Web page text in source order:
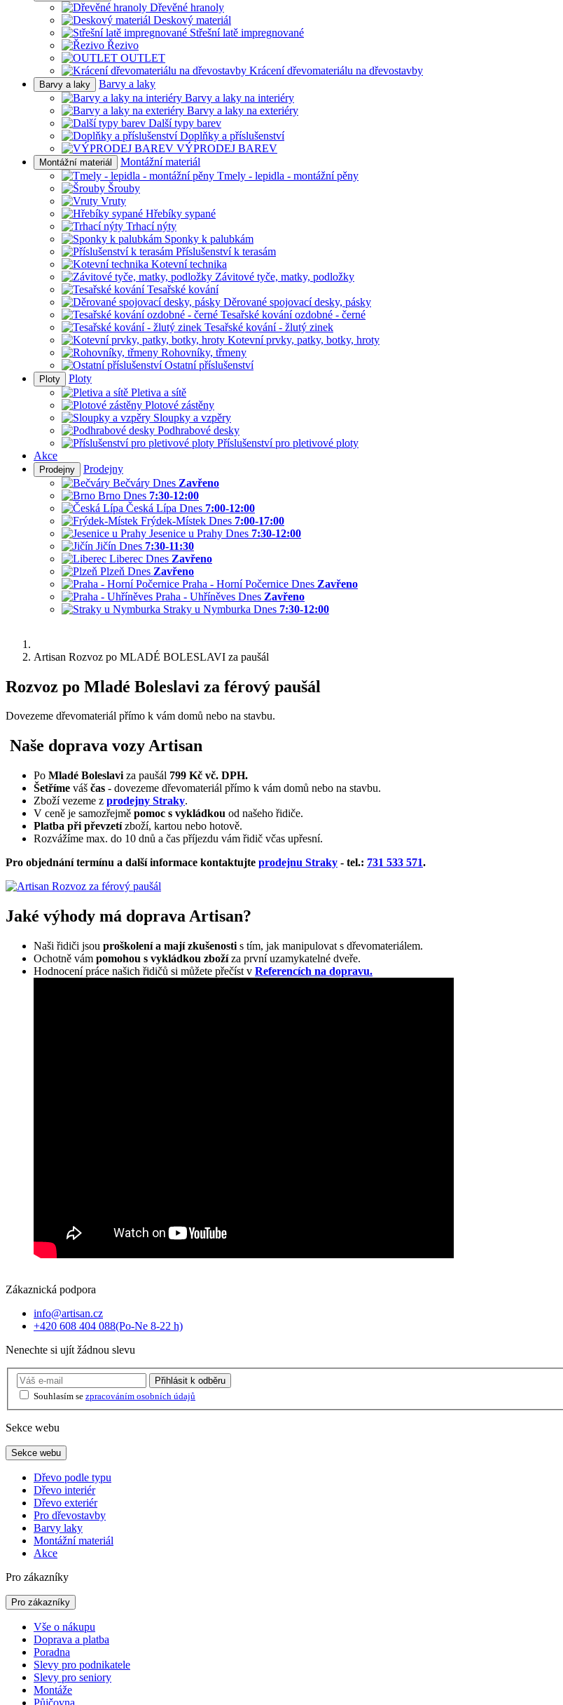
Dřevěné hranoly
Deskový materiál
Střešní latě impregnované
Řezivo
OUTLET
Krácení dřevomateriálu na dřevostavby
Barvy a laky
Barvy a laky
Barvy a laky na interiéry
Barvy a laky na exteriéry
Další typy barev
Doplňky a příslušenství
VÝPRODEJ BAREV
Montážní materiál
Montážní materiál
Tmely - lepidla - montážní pěny
Šrouby
Vruty
Hřebíky sypané
Trhací nýty
Sponky k palubkám
Příslušenství k terasám
Kotevní technika
Závitové tyče, matky, podložky
Tesařské kování
Děrované spojovací desky, pásky
Tesařské kování ozdobné - černé
Tesařské kování - žlutý zinek
Kotevní prvky, patky, botky, hroty
Rohovníky, třmeny
Ostatní příslušenství
Ploty
Ploty
Pletiva a sítě
Plotové zástěny
Sloupky a vzpěry
Podhrabové desky
Příslušenství pro pletivové ploty
Akce
Prodejny
Prodejny
Bečváry Dnes Zavřeno
Brno Dnes 7:30-12:00
Česká Lípa Dnes 7:00-12:00
Frýdek-Místek Dnes 7:00-17:00
Jesenice u Prahy Dnes 7:30-12:00
Jičín Dnes 7:30-11:30
Liberec Dnes Zavřeno
Plzeň Dnes Zavřeno
Praha - Horní Počernice Dnes Zavřeno
Praha - Uhříněves Dnes Zavřeno
Straky u Nymburka Dnes 7:30-12:00
Artisan Rozvoz po MLADÉ BOLESLAVI za paušál
Rozvoz po Mladé Boleslavi za férový paušál
Dovezeme dřevomateriál přímo k vám domů nebo na stavbu.
Naše doprava vozy Artisan
Po Mladé Boleslavi za paušál 799 Kč vč. DPH.
Šetříme váš čas - dovezeme dřevomateriál přímo k vám domů nebo na stavbu.
Zboží vezeme z prodejny Straky.
V ceně je samozřejmě pomoc s vykládkou od našeho řidiče.
Platba při převzetízboží, kartou nebo hotově.
Rozvážíme max. do 10 dnů a čas příjezdu vám řidič včas upřesní.
Pro objednání termínu a další informace kontaktujte prodejnu Straky - tel.: 731 533 571.
Jaké výhody má doprava Artisan?
Naši řidiči jsou proškolení a mají zkušenosti s tím, jak manipulovat s dřevomateriálem.
Ochotně vám pomohou s vykládkou zbožíza první uzamykatelné dveře.
Hodnocení práce našich řidičů si můžete přečíst v Referencích na dopravu.
Zákaznická podpora
info@artisan.cz
+420 608 404 088(Po-Ne 8-22 h)
Nenechte si ujít žádnou slevu
Přihlásit k odběru
Souhlasím se zpracováním osobních údajů
Sekce webu
Sekce webu
Dřevo podle typu
Dřevo interiér
Dřevo exteriér
Pro dřevostavby
Barvy laky
Montážní materiál
Akce
Pro zákazníky
Pro zákazníky
Vše o nákupu
Doprava a platba
Poradna
Slevy pro podnikatele
Slevy pro seniory
Montáže
Půjčovna